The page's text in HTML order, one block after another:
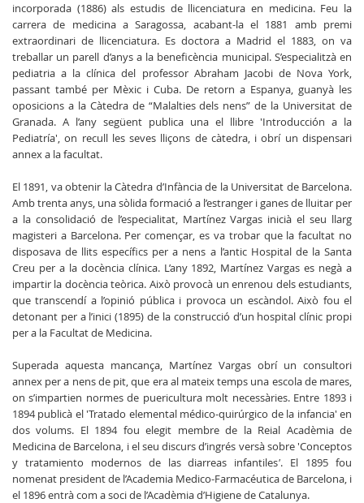
incorporada (1886) als estudis de llicenciatura en medicina. Feu la
carrera de medicina a Saragossa, acabant-la el 1881 amb premi
extraordinari de llicenciatura. Es doctora a Madrid el 1883, on va
treballar un parell d’anys a la beneficència municipal. S’especialitzà en
pediatria a la clínica del professor Abraham Jacobi de Nova York,
passant també per Mèxic i Cuba. De retorn a Espanya, guanyà les
oposicions a la Càtedra de “Malalties dels nens” de la Universitat de
Granada. A l’any següent publica una el llibre 'Introducción a la
Pediatría', on recull les seves lliçons de càtedra, i obrí un dispensari
annex a la facultat.
El 1891, va obtenir la Càtedra d’Infància de la Universitat de Barcelona.
Amb trenta anys, una sòlida formació a l’estranger i ganes de lluitar per
a la consolidació de l’especialitat, Martínez Vargas inicià el seu llarg
magisteri a Barcelona. Per començar, es va trobar que la facultat no
disposava de llits específics per a nens a l’antic Hospital de la Santa
Creu per a la docència clínica. L’any 1892, Martínez Vargas es negà a
impartir la docència teòrica. Això provocà un enrenou dels estudiants,
que transcendí a l’opinió pública i provoca un escàndol. Això fou el
detonant per a l’inici (1895) de la construcció d’un hospital clínic propi
per a la Facultat de Medicina.
Superada aquesta mancança, Martínez Vargas obrí un consultori
annex per a nens de pit, que era al mateix temps una escola de mares,
on s’impartien normes de puericultura molt necessàries. Entre 1893 i
1894 publicà el 'Tratado elemental médico-quirúrgico de la infancia' en
dos volums. El 1894 fou elegit membre de la Reial Acadèmia de
Medicina de Barcelona, i el seu discurs d’ingrés versà sobre 'Conceptos
y tratamiento modernos de las diarreas infantiles'. El 1895 fou
nomenat president de l’Academia Medico-Farmacéutica de Barcelona, i
el 1896 entrà com a soci de l’Acadèmia d’Higiene de Catalunya.